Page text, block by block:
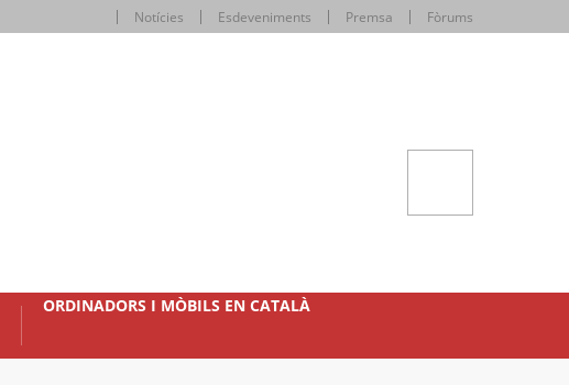
Notícies Esdeveniments Premsa Fòrums
ORDINADORS I MÒBILS EN CATALÀ